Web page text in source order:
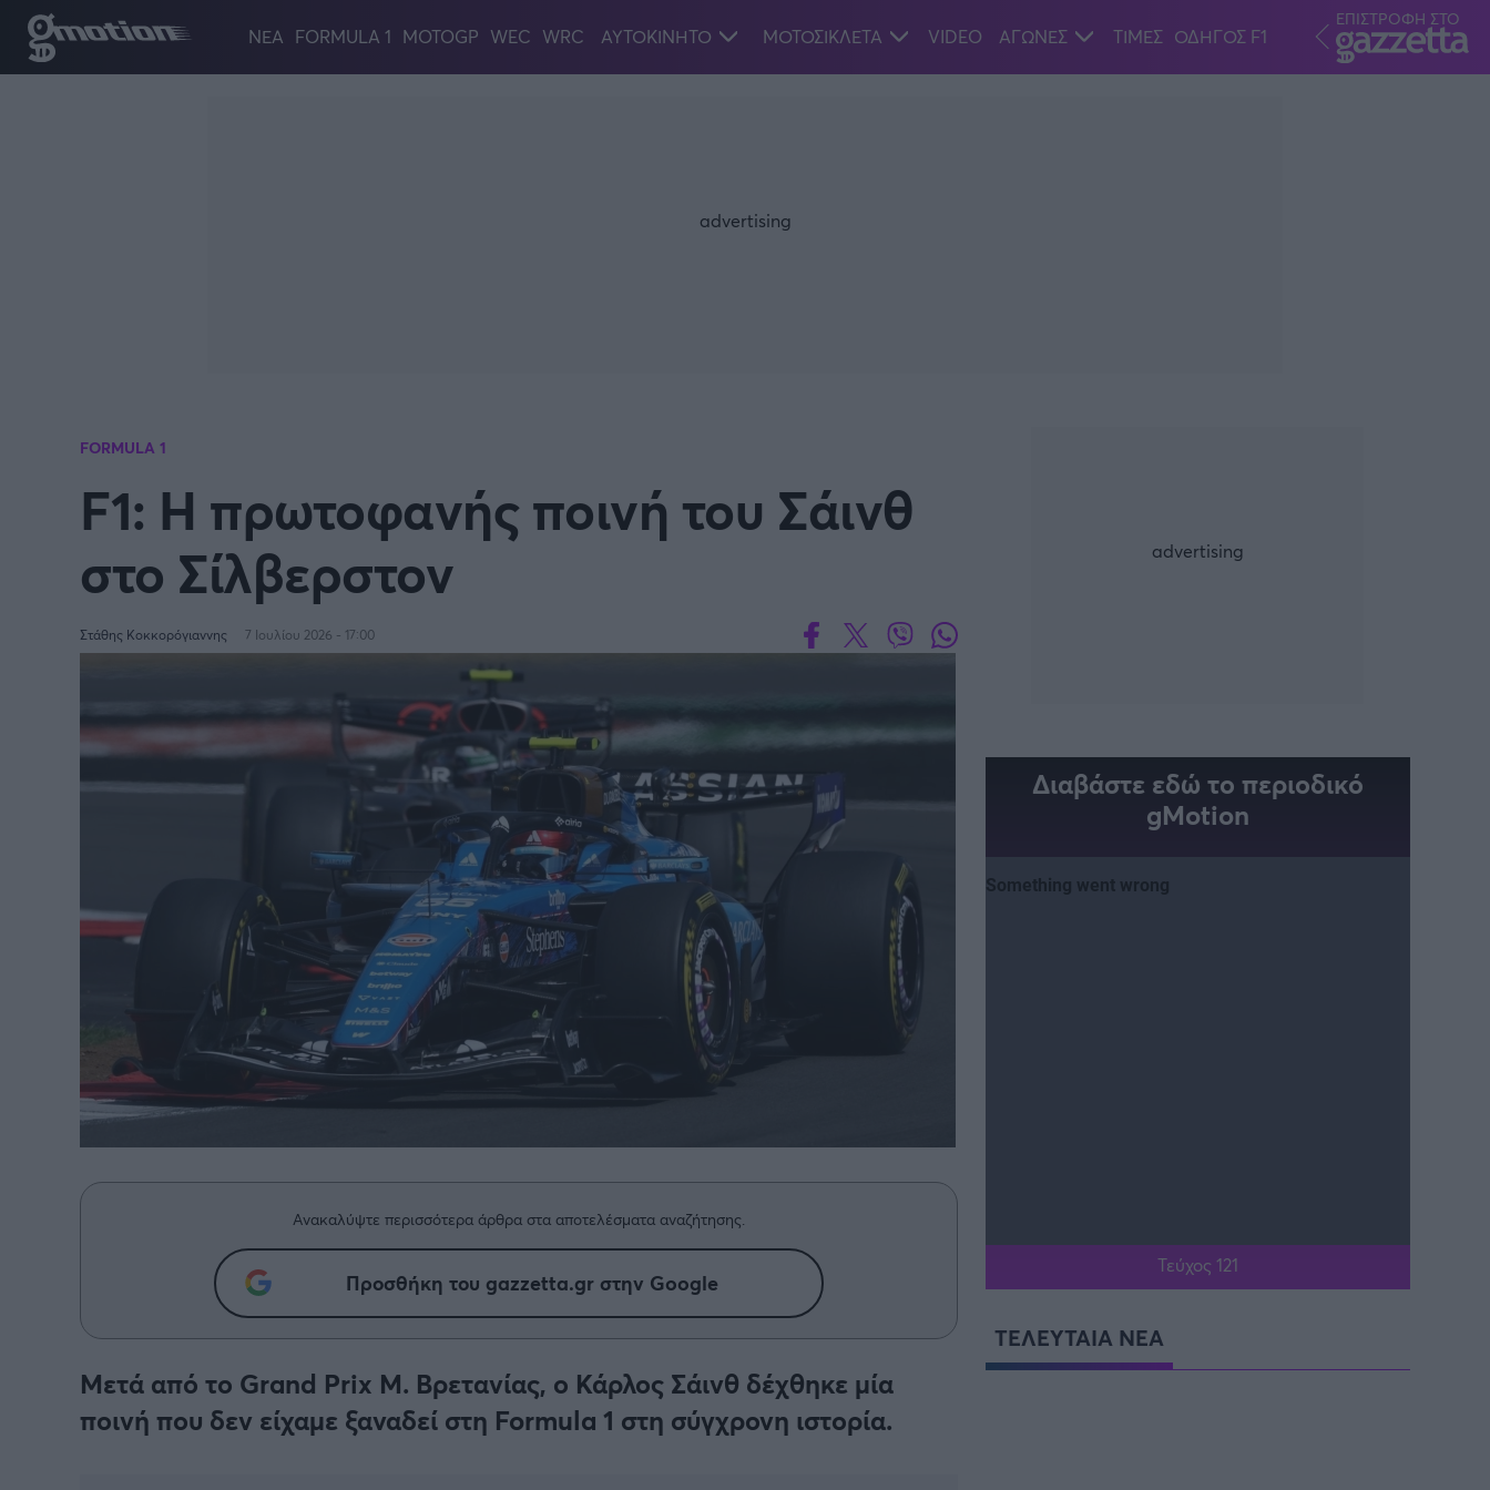
Παράκαμψη προς το κυρίως περιεχόμενο
ΝΕΑ FORMULA 1 MOTOGP WEC WRC ΑΥΤΟΚΙΝΗΤΟ ΜΟΤΟΣΙΚΛΕΤΑ VIDEO ΑΓΩΝΕΣ ΤΙΜΕΣ ΟΔΗΓΟΣ F1
ΕΠΙΣΤΡΟΦΗ ΣΤΟ
FORMULA 1
F1: Η πρωτοφανής ποινή του Σάινθ
στο Σίλβερστον
Στάθης Κοκκορόγιαννης 7 Ιουλίου 2026 - 17:00
Ανακαλύψτε περισσότερα άρθρα στα αποτελέσματα αναζήτησης.
Προσθήκη του gazzetta.gr στην Google
Μετά από το Grand Prix Μ. Βρετανίας, ο Κάρλος Σάινθ δέχθηκε μία
ποινή που δεν είχαμε ξαναδεί στη Formula 1 στη σύγχρονη ιστορία.
Διαβάστε εδώ το περιοδικό
gMotion
Τεύχος 121
ΤΕΛΕΥΤΑΙΑ ΝΕΑ